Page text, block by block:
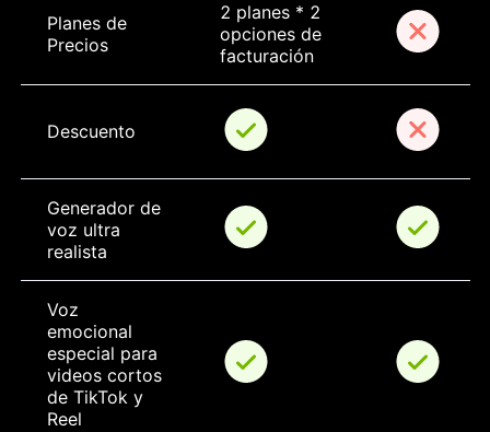
Planes de
Precios
2 planes * 2
opciones de
facturación
Descuento
Generador de
voz ultra
realista
Voz
emocional
especial para
videos cortos
de TikTok y
Reel